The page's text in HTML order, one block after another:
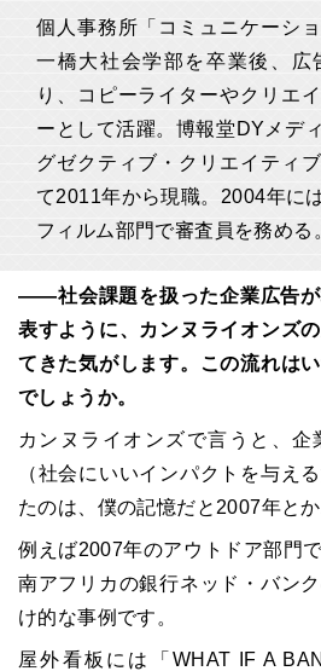
個人事務所「コミュニケーシ
一橋大社会学部を卒業後、広
り、コピーライターやクリエ
ーとして活躍。博報堂DYメデ
グゼクティブ・クリエイティ
て2011年から現職。2004年に
フィルム部門で審査員を務める
――社会課題を扱った企業広告
表すように、カンヌライオンズ
てきた気がします。この流れは
でしょうか。
カンヌライオンズで言うと、企
（社会にいいインパクトを与え
たのは、僕の記憶だと2007年と
例えば2007年のアウトドア部門
南アフリカの銀行ネッド・バン
け的な事例です。
屋外看板には「WHAT IF A